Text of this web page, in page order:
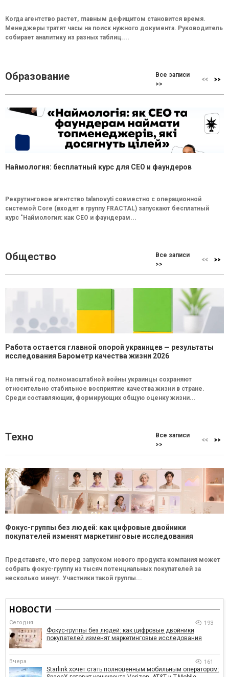
Когда агентство растет, главным дефицитом становится время.
Менеджеры тратят часы на поиск нужного документа. Руководитель
собирает аналитику из разных таблиц....
Образование
Все записи
>>
Наймология: бесплатный курс для CEO и фаундеров
Рекрутинговое агентство talanovyti совместно с операционной
системой Core (входят в группу FRACTAL) запускают бесплатный
курс "Наймология: как СEO и фаундерам...
Общество
Все записи
>>
Работа остается главной опорой украинцев — результаты
исследования Барометр качества жизни 2026
На пятый год полномасштабной войны украинцы сохраняют
относительно стабильное восприятие качества жизни в стране.
Среди составляющих, формирующих общую оценку жизни...
Техно
Все записи
>>
Фокус-группы без людей: как цифровые двойники
покупателей изменят маркетинговые исследования
Представьте, что перед запуском нового продукта компания может
собрать фокус-группу из тысяч потенциальных покупателей за
несколько минут. Участники такой группы...
НОВОСТИ
Сегодня 193
Фокус-группы без людей: как цифровые двойники
покупателей изменят маркетинговые исследования
Вчера 161
Starlink хочет стать полноценным мобильным оператором: